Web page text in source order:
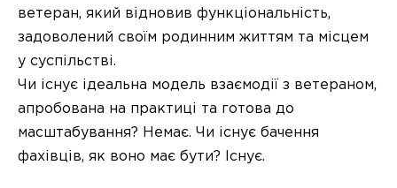
ветеран, який відновив функціональність,
задоволений своїм родинним життям та місцем
у суспільстві.
Чи існує ідеальна модель взаємодії з ветераном,
апробована на практиці та готова до
масштабування? Немає. Чи існує бачення
фахівців, як воно має бути? Існує.